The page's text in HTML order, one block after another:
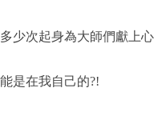
少次起身為大師們獻上心
是在我自己的?!